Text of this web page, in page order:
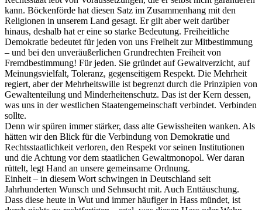
kann. Böckenförde hat diesen Satz im Zusammenhang mit den
Religionen in unserem Land gesagt. Er gilt aber weit darüber
hinaus, deshalb hat er eine so starke Bedeutung. Freiheitliche
Demokratie bedeutet für jeden von uns Freiheit zur Mitbestimmung
– und bei den unveräußerlichen Grundrechten Freiheit von
Fremdbestimmung! Für jeden. Sie gründet auf Gewaltverzicht, auf
Meinungsvielfalt, Toleranz, gegenseitigem Respekt. Die Mehrheit
regiert, aber der Mehrheitswille ist begrenzt durch die Prinzipien von
Gewaltenteilung und Minderheitenschutz. Das ist der Kern dessen,
was uns in der westlichen Staatengemeinschaft verbindet. Verbinden
sollte.
Denn wir spüren immer stärker, dass alte Gewissheiten wanken. Als
hätten wir den Blick für die Verbindung von Demokratie und
Rechtsstaatlichkeit verloren, den Respekt vor seinen Institutionen
und die Achtung vor dem staatlichen Gewaltmonopol. Wer daran
rüttelt, legt Hand an unsere gemeinsame Ordnung.
Einheit – in diesem Wort schwingen in Deutschland seit
Jahrhunderten Wunsch und Sehnsucht mit. Auch Enttäuschung.
Dass diese heute in Wut und immer häufiger in Hass mündet, ist